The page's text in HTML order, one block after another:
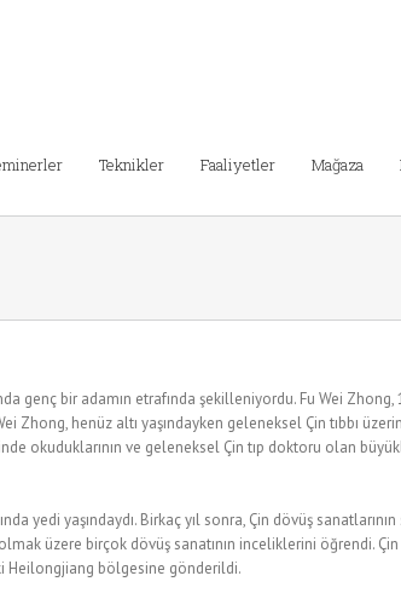
Teknikler Faaliyetler Mağaza
genç bir adamın etrafında şekilleniyordu. Fu Wei Zhong,
henüz altı yaşındayken geleneksel Çin tıbbı
okuduklarının ve geleneksel Çin tıp doktoru olan
yedi yaşındaydı. Birkaç yıl sonra, Çin dövüş sanatlarının
üzere birçok dövüş sanatının inceliklerini öğrendi.
Heilongjiang bölgesine gönderildi.